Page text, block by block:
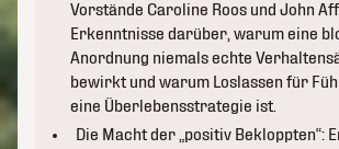
Vorstände Caroline Roos und John
Erkenntnisse darüber, warum eine
Anordnung niemals echte
bewirkt und warum Loslassen für
eine Überlebensstrategie ist.
Die Macht der „positiv Bekloppten“: